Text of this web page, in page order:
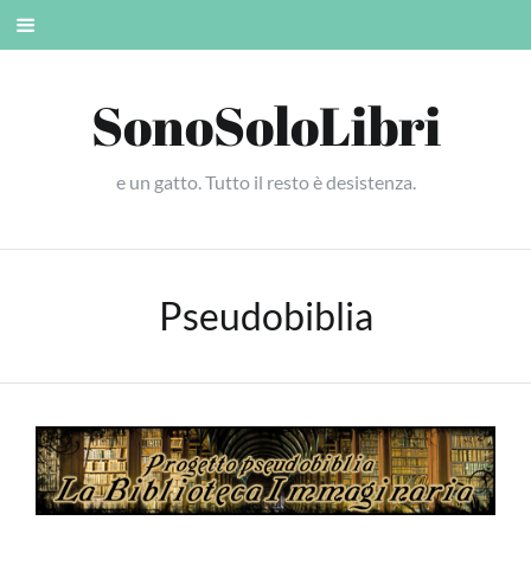
Skip
SonoSoloLibri
e un gatto. Tutto il resto è desistenza.
Pseudobiblia